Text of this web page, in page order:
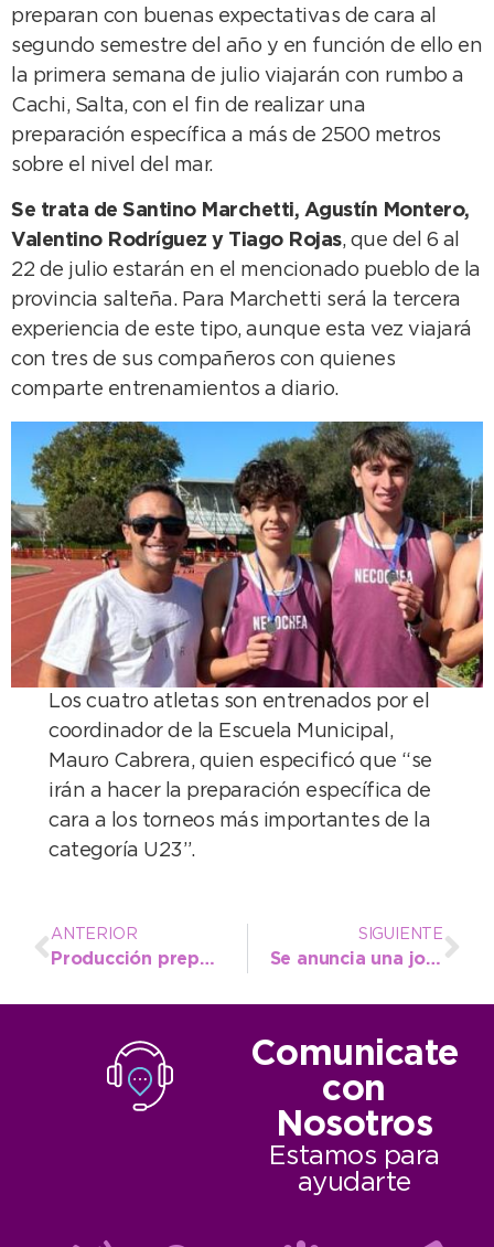
preparan con buenas expectativas de cara al
segundo semestre del año y en función de ello en
la primera semana de julio viajarán con rumbo a
Cachi, Salta, con el fin de realizar una
preparación específica a más de 2500 metros
sobre el nivel del mar.
Se trata de Santino Marchetti, Agustín Montero,
Valentino Rodríguez y Tiago Rojas, que del 6 al
22 de julio estarán en el mencionado pueblo de la
provincia salteña. Para Marchetti será la tercera
experiencia de este tipo, aunque esta vez viajará
con tres de sus compañeros con quienes
comparte entrenamientos a diario.
Los cuatro atletas son entrenados por el
coordinador de la Escuela Municipal,
Mauro Cabrera, quien especificó que “se
irán a hacer la preparación específica de
cara a los torneos más importantes de la
categoría U23”.
ANTERIOR
Producción prepara una Expo Emprendedora para las vacaciones de invierno
SIGUIENTE
Se anuncia una jornada de pruebas gratuitas de PAP en La Dulce
Comunicate
con
Nosotros
Estamos para
ayudarte